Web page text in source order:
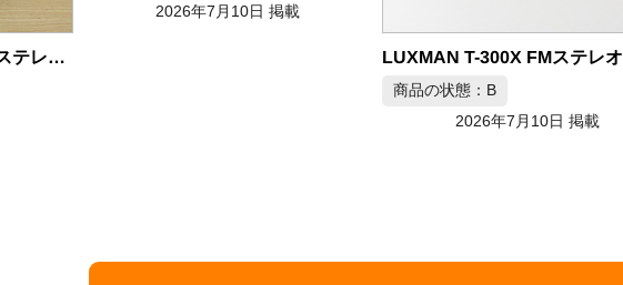
商品の状態：B
2026年7月9日 掲載